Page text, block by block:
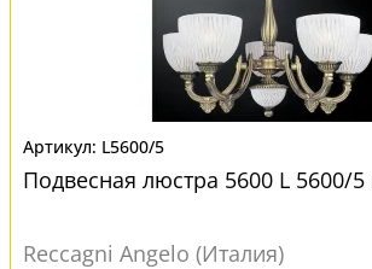
L5600/5
Подвесная люстра 5600 L 5600/
Reccagni Angelo (Италия)